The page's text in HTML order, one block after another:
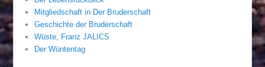
Mitgliedschaft in Der Bruderschaft
Geschichte der Bruderschaft
Wüste, Franz JALICS
Der Wüntentag